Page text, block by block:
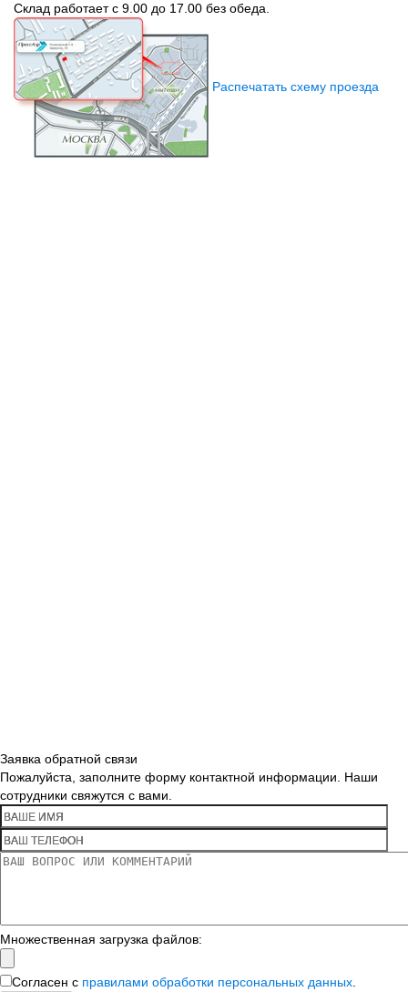
Склад работает с 9.00 до 17.00 без обеда.
Распечатать схему проезда
Заявка обратной связи
Пожалуйста, заполните форму контактной информации. Наши
сотрудники свяжутся с вами.
Множественная загрузка файлов:
Согласен с правилами обработки персональных данных.